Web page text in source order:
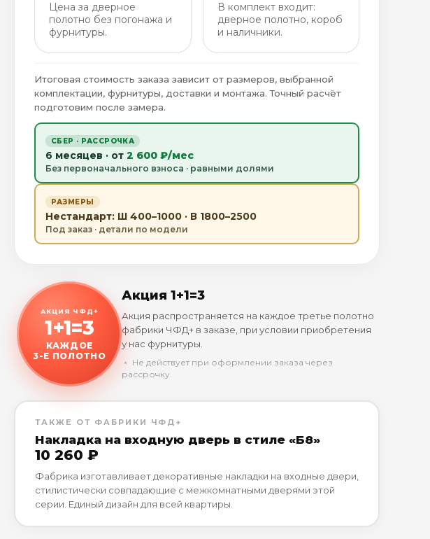
Цена за дверное
полотно без погонажа и
фурнитуры.
В комплект входит:
дверное полотно, короб
и наличники.
Итоговая стоимость заказа зависит от размеров, выбранной
комплектации, фурнитуры, доставки и монтажа. Точный расчёт
подготовим после замера.
СБЕР · РАССРОЧКА
6 месяцев · от 2 600 ₽/мес
Без первоначального взноса · равными долями
РАЗМЕРЫ
Нестандарт: Ш 400–1000 · В 1800–2500
Под заказ · детали по модели
АКЦИЯ ЧФД+
1+1=3
КАЖДОЕ
3-Е ПОЛОТНО
Акция 1+1=3
Акция распространяется на каждое третье полотно
фабрики ЧФД+ в заказе, при условии приобретения
у нас фурнитуры.
﹡ Не действует при оформлении заказа через
рассрочку.
ТАКЖЕ ОТ ФАБРИКИ ЧФД+
Накладка на входную дверь в стиле «Б8»
10 260 ₽
Фабрика изготавливает декоративные накладки на входные двери,
стилистически совпадающие с межкомнатными дверями этой
серии. Единый дизайн для всей квартиры.